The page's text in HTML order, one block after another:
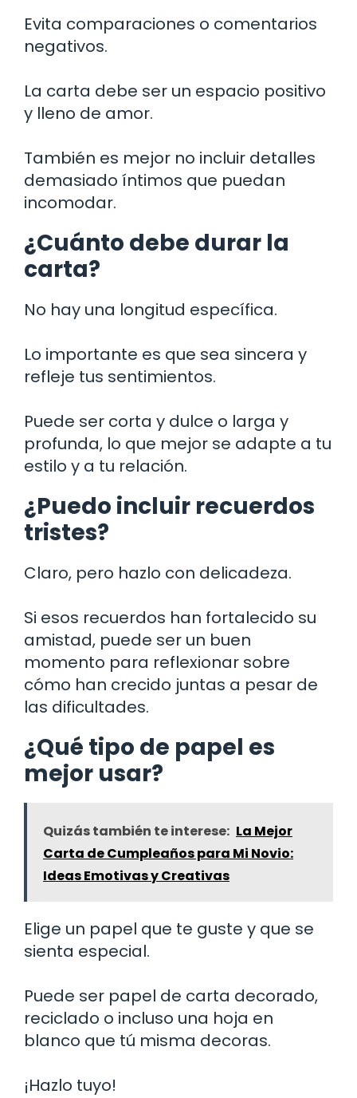
Evita comparaciones o comentarios
negativos.
La carta debe ser un espacio positivo
y lleno de amor.
También es mejor no incluir detalles
demasiado íntimos que puedan
incomodar.
¿Cuánto debe durar la
carta?
No hay una longitud específica.
Lo importante es que sea sincera y
refleje tus sentimientos.
Puede ser corta y dulce o larga y
profunda, lo que mejor se adapte a tu
estilo y a tu relación.
¿Puedo incluir recuerdos
tristes?
Claro, pero hazlo con delicadeza.
Si esos recuerdos han fortalecido su
amistad, puede ser un buen
momento para reflexionar sobre
cómo han crecido juntas a pesar de
las dificultades.
¿Qué tipo de papel es
mejor usar?
Quizás también te interese: La Mejor
Carta de Cumpleaños para Mi Novio:
Ideas Emotivas y Creativas
Elige un papel que te guste y que se
sienta especial.
Puede ser papel de carta decorado,
reciclado o incluso una hoja en
blanco que tú misma decoras.
¡Hazlo tuyo!